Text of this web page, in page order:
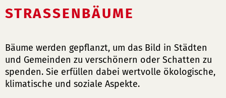
STRASSENBÄUME
Bäume werden gepflanzt, um das Bild in Städten
und Gemeinden zu verschönern oder Schatten zu
spenden. Sie erfüllen dabei wertvolle ökologische,
klimatische und soziale Aspekte.